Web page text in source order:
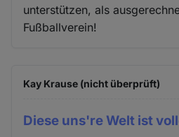
unterstützen, als
Fußballverein!
Kay Krause (nicht überprüft)
Diese uns're Welt ist